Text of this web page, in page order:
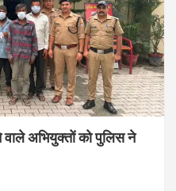
अभियुक्तों को पुलिस ने